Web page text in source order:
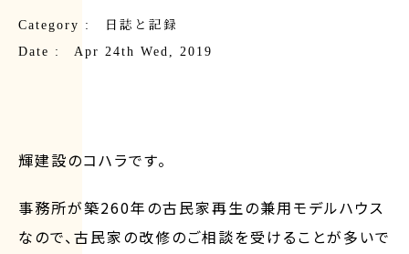
Category :
日誌と記録
Date : Apr 24th Wed, 2019
輝建設のコハラです。
事務所が築260年の古民家再生の兼用モデルハウス
なので、古民家の改修のご相談を受けることが多いで